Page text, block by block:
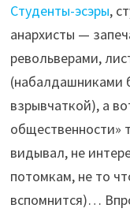
Студенты-эсэры,
анархисты —
револьверами,
(набалдашниками
взрывчаткой), а
общественности»
видывал, не
потомкам, не то
вспомнится)…